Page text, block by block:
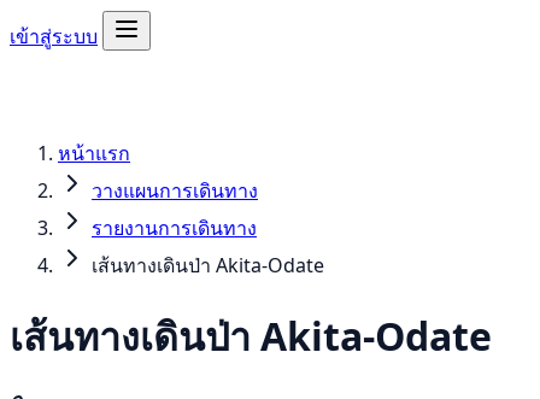
เข้าสู่ระบบ
หน้าแรก
วางแผนการเดินทาง
รายงานการเดินทาง
เส้นทางเดินป่า Akita-Odate
เส้นทางเดินป่า Akita-Odate